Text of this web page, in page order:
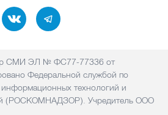
СМИ ЭЛ № ФС77-77336 от
Федеральной службой по
технологий и
(РОСКОМНАДЗОР). Учредитель ООО